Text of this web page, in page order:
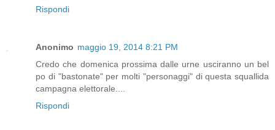
Rispondi
Anonimo maggio 19, 2014 8:21 PM
Credo che domenica prossima dalle urne usciranno un bel
po di "bastonate" per molti "personaggi" di questa squallida
campagna elettorale....
Rispondi